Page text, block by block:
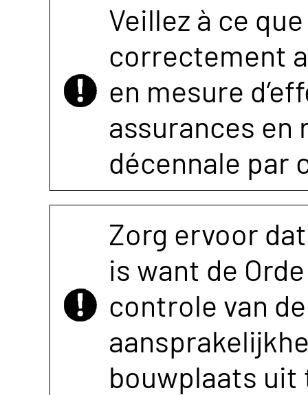
Veillez à ce
correctement
en mesure
assurances
décennale par
Zorg ervoor
is want de
controle van
bouwplaats uit